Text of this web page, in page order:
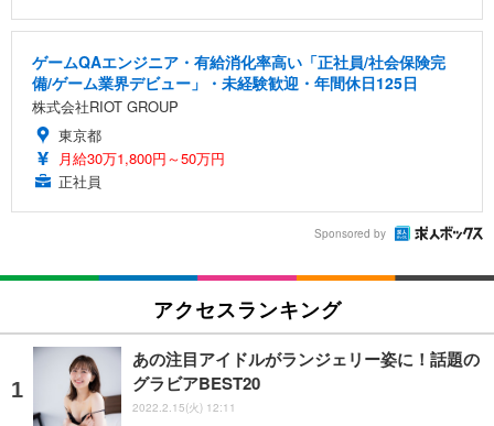
ゲームQAエンジニア・有給消化率高い「正社員/社会保険完
備/ゲーム業界デビュー」・未経験歓迎・年間休日125日
株式会社RIOT GROUP
東京都
月給30万1,800円～50万円
正社員
Sponsored by
アクセスランキング
あの注目アイドルがランジェリー姿に！話題の
グラビアBEST20
2022.2.15(火) 12:11